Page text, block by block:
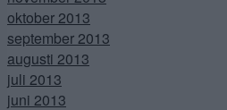
oktober 2013
september 2013
augusti 2013
juli 2013
juni 2013